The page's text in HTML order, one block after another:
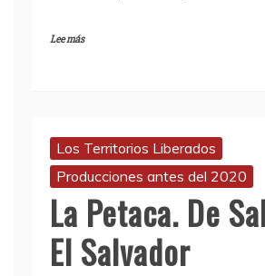
Lee más
Los Territorios Liberados
Producciones antes del 2020
La Petaca. De
El Salvador